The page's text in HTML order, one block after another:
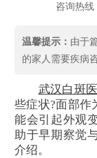
咨询热线
温馨提示： 由于
的家人需要疾病
武汉白斑
些症状?面部作
能会引起外观
助于早期察觉
介绍。